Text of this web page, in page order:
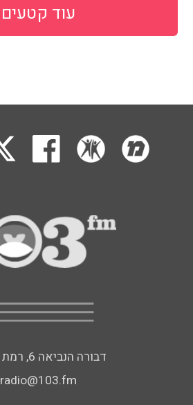
עוד קטעים
דבורה הנביאה 6, רמת השרון
radio@103.fm